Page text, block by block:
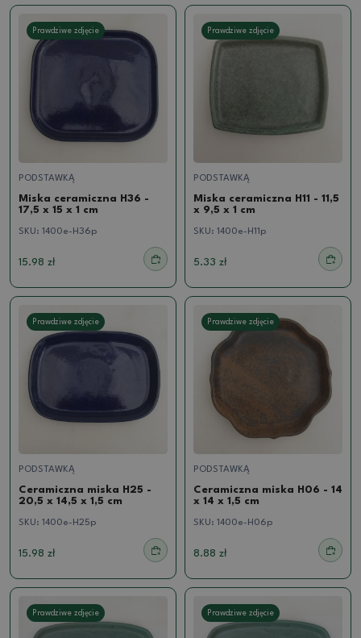
Prawdziwe zdjęcie
PODSTAWKĄ
Miska ceramiczna H36 -
17,5 x 15 x 1 cm
SKU: 1400e-H36p
15.98 zł
Prawdziwe zdjęcie
PODSTAWKĄ
Miska ceramiczna H11 - 11,5
x 9,5 x 1 cm
SKU: 1400e-H11p
5.33 zł
Prawdziwe zdjęcie
PODSTAWKĄ
Ceramiczna miska H25 -
20,5 x 14,5 x 1,5 cm
SKU: 1400e-H25p
15.98 zł
Prawdziwe zdjęcie
PODSTAWKĄ
Ceramiczna miska H06 - 14
x 14 x 1,5 cm
SKU: 1400e-H06p
8.88 zł
Prawdziwe zdjęcie Prawdziwe zdjęcie